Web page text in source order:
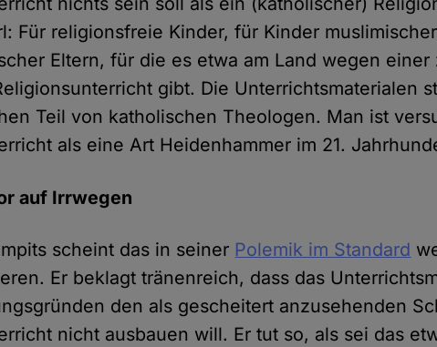
Für religionsfreie Kinder, für Kinder
Eltern, für die es etwa am Land wegen
gibt. Die Unterrichtsmaterialen
Teil von katholischen Theologen. Man ist
als eine Art Heidenhammer im 21.
auf Irrwegen
scheint das in seiner Polemik im Standard
Er beklagt tränenreich, dass das
den als gescheitert anzusehenden
nicht ausbauen will. Er tut so, als sei das